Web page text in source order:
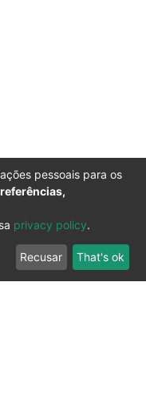
pessoais para os
privacy policy.
Recusar That's ok